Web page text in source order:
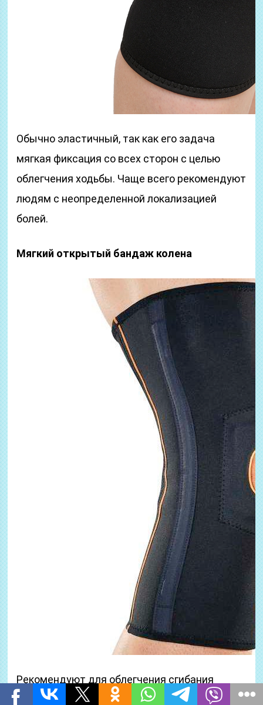
Обычно эластичный, так как его задача
мягкая фиксация со всех сторон с целью
облегчения ходьбы. Чаще всего рекомендуют
людям с неопределенной локализацией
болей.
Мягкий открытый бандаж колена
Рекомендуют для облегчения сгибания
коленей, в том числе при подъемах-спусках